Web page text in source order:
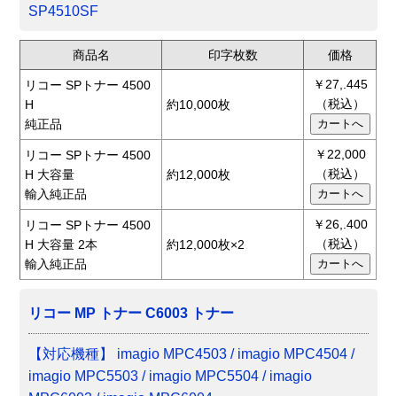
SP4510SF
商品名 印字枚数 価格
リコー SPトナー 4500
H
純正品
約10,000枚
￥27,.445
（税込）
リコー SPトナー 4500
H 大容量
輸入純正品
約12,000枚
￥22,000
（税込）
リコー SPトナー 4500
H 大容量 2本
輸入純正品
約12,000枚×2
￥26,.400
（税込）
リコー MP トナー C6003 トナー
【対応機種】 imagio MPC4503 / imagio MPC4504 /
imagio MPC5503 / imagio MPC5504 / imagio